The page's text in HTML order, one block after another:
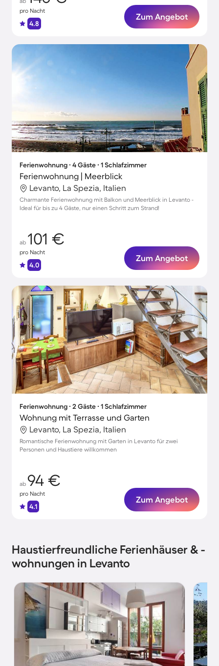
pro Nacht
4.8
Zum Angebot
Ferienwohnung ∙ 4 Gäste ∙ 1 Schlafzimmer
Ferienwohnung | Meerblick
Levanto, La Spezia, Italien
Charmante Ferienwohnung mit Balkon und Meerblick in Levanto -
Ideal für bis zu 4 Gäste, nur einen Schritt zum Strand!
ab 101 €
pro Nacht
4.0
Zum Angebot
Ferienwohnung ∙ 2 Gäste ∙ 1 Schlafzimmer
Wohnung mit Terrasse und Garten
Levanto, La Spezia, Italien
Romantische Ferienwohnung mit Garten in Levanto für zwei
Personen und Haustiere willkommen
ab 94 €
pro Nacht
4.1
Zum Angebot
Haustierfreundliche Ferienhäuser & -
wohnungen in Levanto